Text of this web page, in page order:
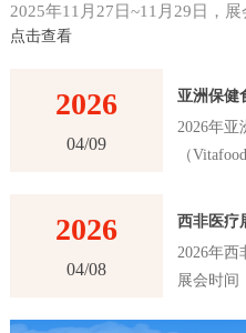
2025年11月27日~11月29日，
路1000号-广州保利世贸博览馆
点击查看
2026
04/09
亚洲保健
2026年
（
New
家会议中
积：
2026
04/08
西非医疗
2026年西
展会时间